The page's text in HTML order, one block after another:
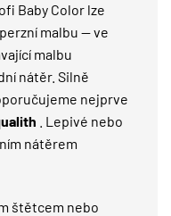
Baby Color lze
malbu — ve
malbu
nátěr. Silně
nejprve
. Lepivé nebo
nátěrem
štětcem nebo